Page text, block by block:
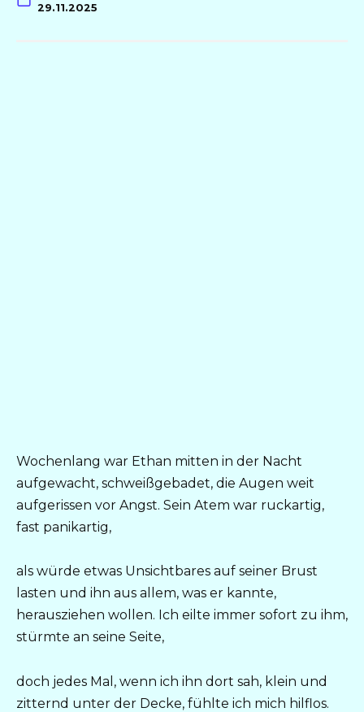
29.11.2025
Wochenlang war Ethan mitten in der Nacht
aufgewacht, schweißgebadet, die Augen weit
aufgerissen vor Angst. Sein Atem war ruckartig,
fast panikartig,
als würde etwas Unsichtbares auf seiner Brust
lasten und ihn aus allem, was er kannte,
herausziehen wollen. Ich eilte immer sofort zu ihm,
stürmte an seine Seite,
doch jedes Mal, wenn ich ihn dort sah, klein und
zitternd unter der Decke, fühlte ich mich hilflos.